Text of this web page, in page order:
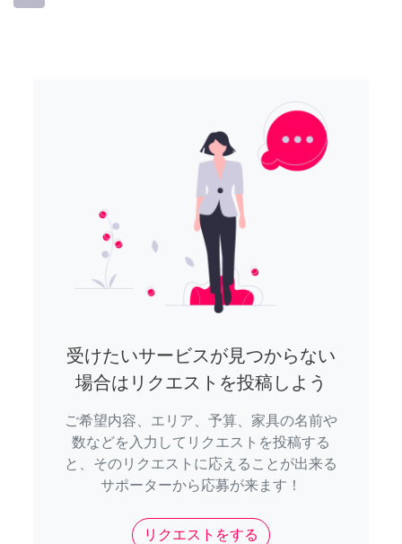
受けたいサービスが見つからない
場合はリクエストを投稿しよう
ご希望内容、エリア、予算、家具の名前や
数などを入力してリクエストを投稿する
と、そのリクエストに応えることが出来る
サポーターから応募が来ます！
リクエストをする